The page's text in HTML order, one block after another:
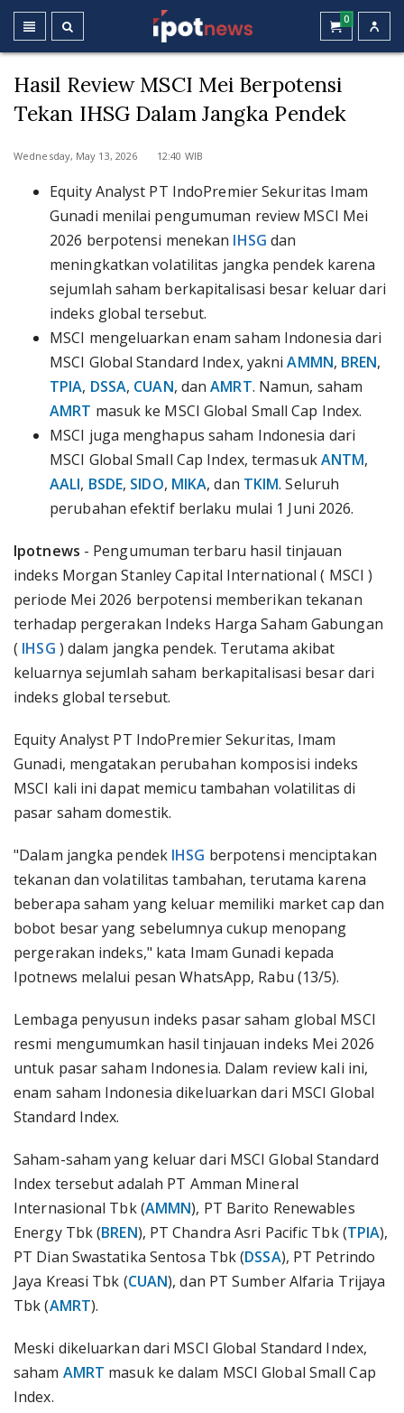
0
Hasil Review MSCI Mei Berpotensi
Tekan IHSG Dalam Jangka Pendek
Wednesday, May 13, 2026 12:40 WIB
Equity Analyst PT IndoPremier Sekuritas Imam
Gunadi menilai pengumuman review MSCI Mei
2026 berpotensi menekan IHSG dan
meningkatkan volatilitas jangka pendek karena
sejumlah saham berkapitalisasi besar keluar dari
indeks global tersebut.
MSCI mengeluarkan enam saham Indonesia dari
MSCI Global Standard Index, yakniAMMN, BREN,
TPIA, DSSA, CUAN, danAMRT. Namun, saham
AMRT masuk ke MSCI Global Small Cap Index.
MSCI juga menghapus saham Indonesia dari
MSCI Global Small Cap Index, termasukANTM,
AALI, BSDE, SIDO, MIKA, dan TKIM. Seluruh
perubahan efektif berlaku mulai 1 Juni 2026.
Ipotnews - Pengumuman terbaru hasil tinjauan
indeks Morgan Stanley Capital International ( MSCI )
periode Mei 2026 berpotensi memberikan tekanan
terhadap pergerakan Indeks Harga Saham Gabungan
( IHSG ) dalam jangka pendek. Terutama akibat
keluarnya sejumlah saham berkapitalisasi besar dari
indeks global tersebut.
Equity Analyst PT IndoPremier Sekuritas, Imam
Gunadi, mengatakan perubahan komposisi indeks
MSCI kali ini dapat memicu tambahan volatilitas di
pasar saham domestik.
"Dalam jangka pendek IHSG berpotensi menciptakan
tekanan dan volatilitas tambahan, terutama karena
beberapa saham yang keluar memiliki market cap dan
bobot besar yang sebelumnya cukup menopang
pergerakan indeks," kata Imam Gunadi kepada
Ipotnews melalui pesan WhatsApp, Rabu (13/5).
Lembaga penyusun indeks pasar saham global MSCI
resmi mengumumkan hasil tinjauan indeks Mei 2026
untuk pasar saham Indonesia. Dalam review kali ini,
enam saham Indonesia dikeluarkan dari MSCI Global
Standard Index.
Saham-saham yang keluar dari MSCI Global Standard
Index tersebut adalah PT Amman Mineral
Internasional Tbk (AMMN), PT Barito Renewables
Energy Tbk (BREN), PT Chandra Asri Pacific Tbk (TPIA),
PT Dian Swastatika Sentosa Tbk (DSSA), PT Petrindo
Jaya Kreasi Tbk (CUAN), dan PT Sumber Alfaria Trijaya
Tbk (AMRT).
Meski dikeluarkan dari MSCI Global Standard Index,
saham AMRT masuk ke dalam MSCI Global Small Cap
Index.